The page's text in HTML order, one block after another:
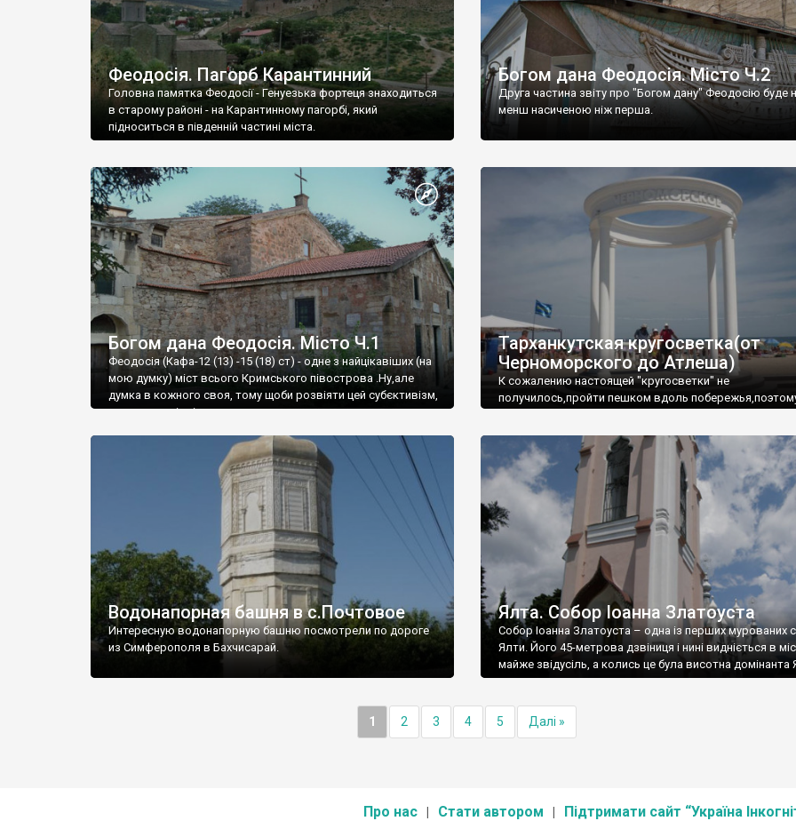
Феодосія. Пагорб Карантинний
Головна памятка Феодосії - Генуезька фортеця знаходиться
в старому районі - на Карантинному пагорбі, який
підноситься в південній частині міста.
Богом дана Феодосія. Місто Ч.2
Друга частина звіту про "Богом дану" Феодосію буде
менш насиченою ніж перша.
Богом дана Феодосія. Місто Ч.1
Феодосія (Кафа-12 (13) -15 (18) ст) - одне з найцікавіших (на
мою думку) міст всього Кримського півострова .Ну,але
думка в кожного своя, тому щоби розвіяти цей субєктивізм,
запрошую відвідати це
Тарханкутская кругосветка(от
Черноморского до Атлеша)
К сожалению настоящей "кругосветки" не
получилось,пройти пешком вдоль
Водонапорная башня в с.Почтовое
Интересную водонапорную башню посмотрели по дороге
из Симферополя в Бахчисарай.
Ялта. Собор Іоанна Златоуста
Собор Іоанна Златоуста – одна із перших мурованих
Ялти. Його 45-метрова дзвіниця і нині видніється в
майже звідусіль, а колись це була висотна домінанта
1 2 3 4 5 Далі »
Про нас Стати автором Підтримати сайт “Україна